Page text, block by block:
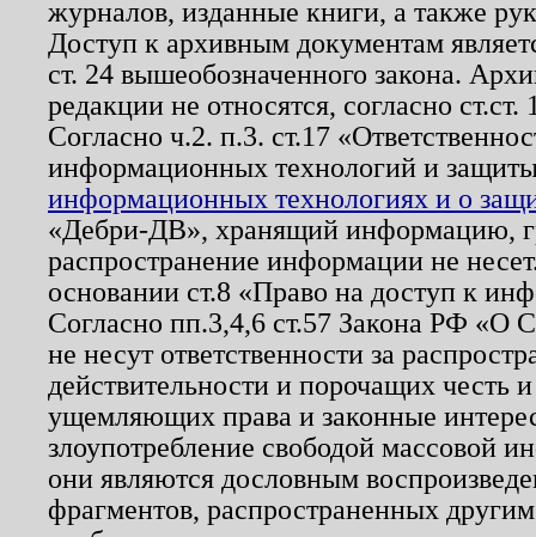
журналов, изданные книги, а также
Доступ к архивным документам
ст. 24 вышеобозначенного закона.
редакции не относятся, согласно
Согласно ч.2. п.3. ст.17
информационных технологий и
информационных технологиях и о
«Дебри-ДВ», хранящий информацию,
распространение информации не
основании ст.8 «Право на доступ к
Согласно пп.3,4,6 ст.57 Закона РФ «О
не несут ответственности за
действительности и порочащих честь
ущемляющих права и законные
злоупотребление свободой массовой
они являются дословным
фрагментов, распространенных